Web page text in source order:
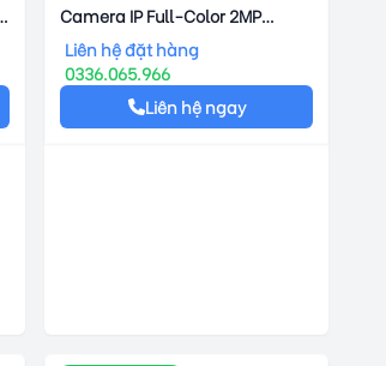
Camera IP Full-Color 2MP
Dome DAHUA DH-IPC-
HDW1239T1P-LED-S4
Liên hệ đặt hàng
0336.065.966
Liên hệ ngay